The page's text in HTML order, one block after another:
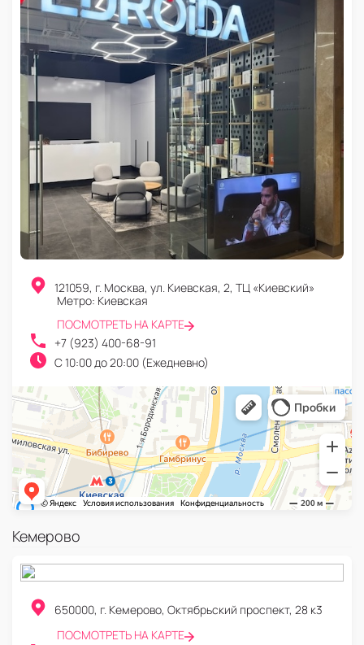
121059, г. Москва, ул. Киевская, 2, ТЦ «Киевский»
Метро: Киевская
ПОСМОТРЕТЬ НА КАРТЕ
+7 (923) 400-68-91
C 10:00 до 20:00 (Ежедневно)
Кемерово
650000, г. Кемерово, Октябрьский проспект, 28 к3
ПОСМОТРЕТЬ НА КАРТЕ